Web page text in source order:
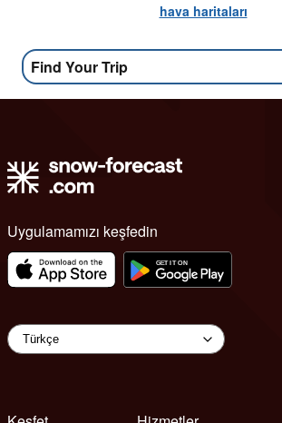
hava haritaları
Find Your Trip
Uygulamamızı keşfedin